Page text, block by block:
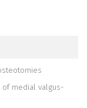
medial valgus-